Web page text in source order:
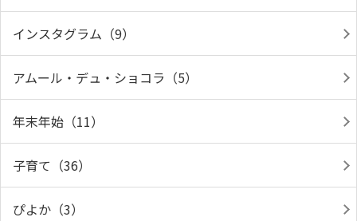
インスタグラム（9）
アムール・デュ・ショコラ（5）
年末年始（11）
子育て（36）
ぴよか（3）